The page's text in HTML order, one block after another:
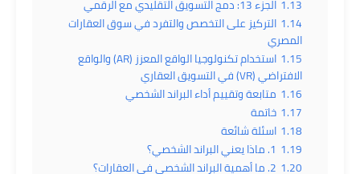
1.13 الجزء 13: دمج التسويق التقليدي مع الرقمي
1.14 التركيز على التخصص والتفرد في سوق العقارات
المصري
1.15
استخدام تكنولوجيا الواقع المعزز (AR) والواقع
الافتراضي (VR) في التسويق العقاري
1.16 متابعة وتقييم أداء البراند الشخصي
1.17 خاتمة
1.18 اسئلة شائعة
1.19 1. ماذا يعني البراند الشخصي؟
1.20 2. ما أهمية البراند الشخصي في العقارات؟